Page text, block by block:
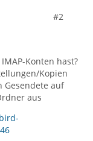
#2
Konten hast?
Kopien
Gesendete auf
aus